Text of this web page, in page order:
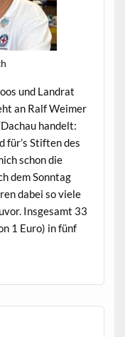
und Lan­drat
an Ralf Weimer
han­delt:
für’s Stiften des
schon die
dem Son­ntag
dabei so viele
Ins­ge­samt 33
1 Euro) in fünf